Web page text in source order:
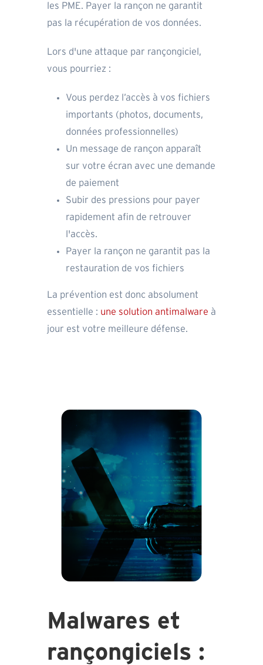
les PME. Payer la rançon ne garantit
pas la récupération de vos données.
Lors d'une attaque par rançongiciel,
vous pourriez :
Vous perdez l’accès à vos fichiers
importants (photos, documents,
données professionnelles)
Un message de rançon apparaît
sur votre écran avec une demande
de paiement
Subir des pressions pour payer
rapidement afin de retrouver
l'accès.
Payer la rançon ne garantit pas la
restauration de vos fichiers
La prévention est donc absolument
essentielle : une solution antimalware à
jour est votre meilleure défense.
Malwares et
rançongiciels :